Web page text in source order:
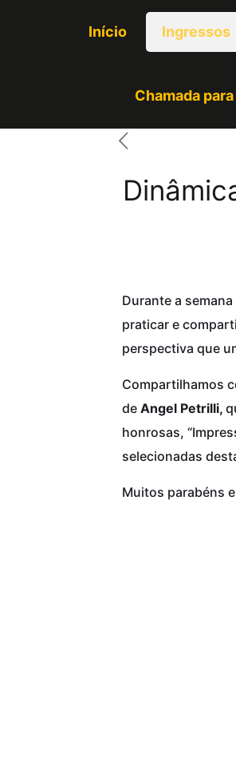
Início Ingressos
Chamada
Durante a
praticar e
perspectiva que
Compartilhamos
de Angel Petrilli,
honrosas,
selecionadas
Muitos parabéns